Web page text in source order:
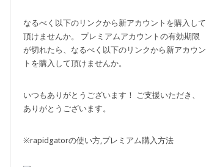
なるべく以下のリンクから新アカウントを購入して
頂けませんか。 プレミアムアカウントの有効期限
が切れたら、なるべく以下のリンクから新アカウン
トを購入して頂けませんか。
いつもありがとうございます！ ご支援いただき、
ありがとうございます。
※rapidgatorの使い方,プレミアム購入方法